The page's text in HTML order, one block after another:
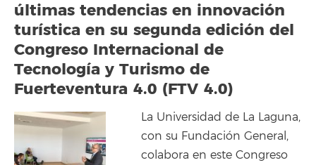
últimas tendencias en innovación
turística en su segunda edición del
Congreso Internacional de
Tecnología y Turismo de
Fuerteventura 4.0 (FTV 4.0)
La Universidad de La Laguna,
con su Fundación General,
colabora en este Congreso